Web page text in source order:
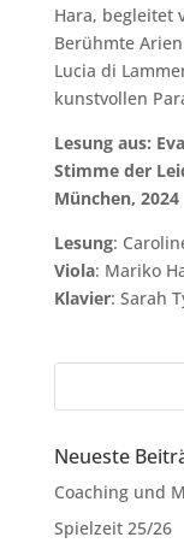
Hara, begleitet
Berühmte
Lucia di
kunstvollen
Lesung aus:
Stimme der
München, 2024
Lesung:
Viola: Mariko
Klavier: Sarah
Neueste
Coaching und
Spielzeit 25/26